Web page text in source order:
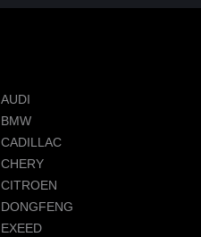
AUDI
BMW
CADILLAC
CHERY
CITROEN
DONGFENG
EXEED